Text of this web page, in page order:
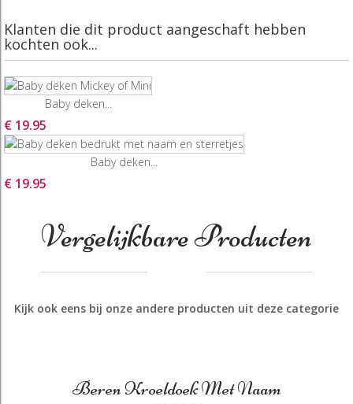
Klanten die dit product aangeschaft hebben
kochten ook...
Baby deken...
€ 19.95
Baby deken...
€ 19.95
Vergelijkbare Producten
Kijk ook eens bij onze andere producten uit deze categorie
Beren Kroeldoek Met Naam